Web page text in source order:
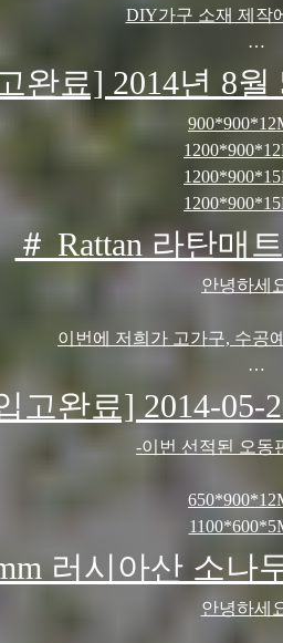
DIY가구 소재 제작
삼나무 집성목이 입
무 특유의 향을 지니며 연질 목재
유절 제품으로 옹이빠짐 현상 및
집성부위의 약간의 갈라짐 현
또한 습에 강한 목재로 외부 천장
사용되고 있
사항은 ☎ 031-769-4267 유선문의
감사합니
완료] 2014년 8월
2014년 8월 2째주 입
＃ Rattan 라탄매
안녕하세
이번에 저희가 고가구, 수공
라탄매트가 입고
죽이라고 일컷는데요, 본래는 등
1롤 단위 판매가능하며, 규격은 폭
사항은 ☎ 031-769-4267 유선문의
감사합니
고완료] 2014-05-
-이번 선적된 오동
러시아산 소나
안녕하세